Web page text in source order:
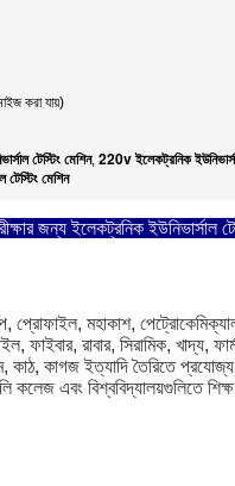
করা যায়)
টেস্টিং মেশিন, 220v ইলেকট্রনিক
মেশিন
জন্য ইলেকট্রনিক ইউনিভার্সাল
প্রোফাইল, মহাকাশ,
ফাইবার, রাবার, সিরামিক, খাদ্য,
কাঠ, কাগজ ইত্যাদি তৈরিতে
কলেজ এবং বিশ্ববিদ্যালয়গুলিতে